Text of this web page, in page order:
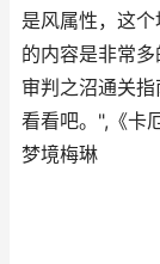
是风属性，这
的内容是非常
审判之沼通关
看看吧。",《卡
梦境梅琳